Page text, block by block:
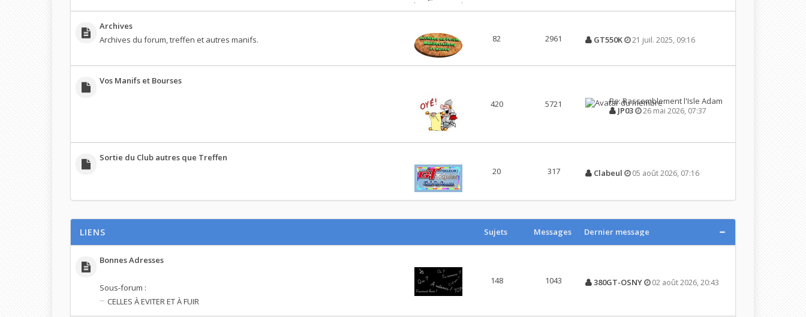
Archives
Archives du forum, treffen et autres manifs.
82 2961 GT550K 21 juil. 2025, 09:16
Vos Manifs et Bourses
420 5721
Re: Rassemblement l'Isle Adam
JP03
26 mai 2026, 07:37
Sortie du Club autres que Treffen
20
317 Clabeul 05 août 2026, 07:16
LIENS Sujets Messages Dernier message
Bonnes Adresses
Sous-forum :
CELLES À EVITER ET À FUIR
148 1043 380GT-OSNY 02 août 2026, 20:43